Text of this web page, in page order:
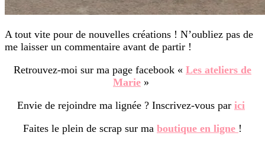
A tout vite pour de nouvelles créations ! N’oubliez pas de
me laisser un commentaire avant de partir !
Retrouvez-moi sur ma page facebook « Les ateliers de
Marie »
Envie de rejoindre ma lignée ? Inscrivez-vous par ici
Faites le plein de scrap sur ma boutique en ligne !